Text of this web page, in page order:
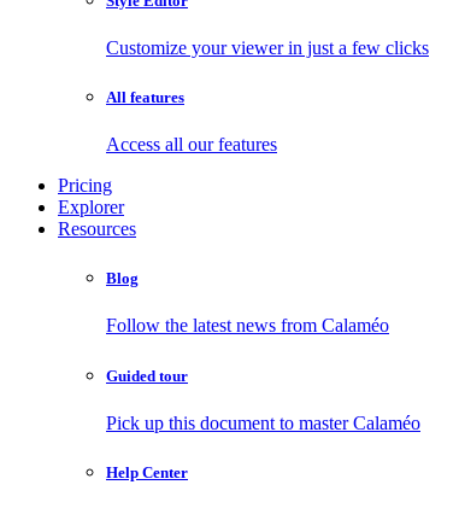
Customize your viewer in just a few clicks
All features
Access all our features
Pricing
Explorer
Resources
Blog
Follow the latest news from Calaméo
Guided tour
Pick up this document to master Calaméo
Help Center